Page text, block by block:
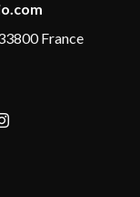
France